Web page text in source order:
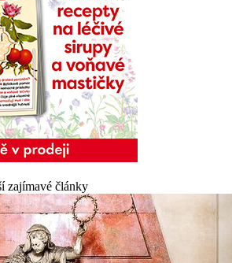
zajímavé články